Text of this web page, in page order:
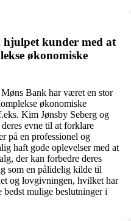
kunder med at
økonomiske
Bank har været en stor
økonomiske
Kim Jønsby Seberg og
evne til at forklare
på en professionel og
haft gode oplevelser med at
der kan forbedre deres
som en pålidelig kilde til
og lovgivningen, hvilket har
mulige beslutninger i